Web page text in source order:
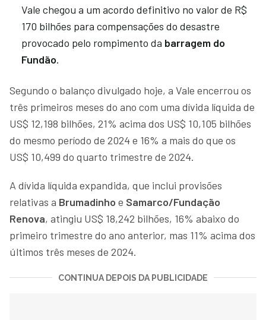
Vale chegou a um acordo definitivo no valor de R$
170 bilhões para compensações do desastre
provocado pelo rompimento da barragem do
Fundão.
Segundo o balanço divulgado hoje, a Vale encerrou os
três primeiros meses do ano com uma dívida líquida de
US$ 12,198 bilhões, 21% acima dos US$ 10,105 bilhões
do mesmo período de 2024 e 16% a mais do que os
US$ 10,499 do quarto trimestre de 2024.
A dívida líquida expandida, que inclui provisões
relativas a Brumadinho e Samarco/Fundação
Renova, atingiu US$ 18,242 bilhões, 16% abaixo do
primeiro trimestre do ano anterior, mas 11% acima dos
últimos três meses de 2024.
CONTINUA DEPOIS DA PUBLICIDADE